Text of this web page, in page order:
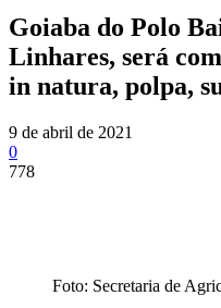
Goiaba do Polo
Linhares, será
in natura, polpa,
9 de abril de 2021
0
778
Foto: Secretaria de